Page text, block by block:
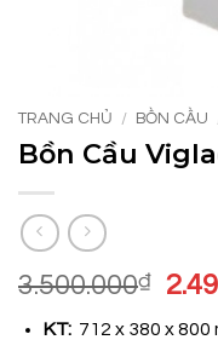
TRANG CHỦ / BỒN CẦU
Bồn Cầu
3.500.000₫
Giá
là:
KT:712 x 380 x 800